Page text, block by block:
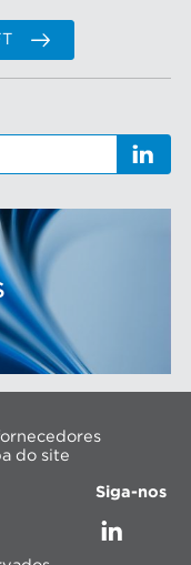
do site
Siga-nos